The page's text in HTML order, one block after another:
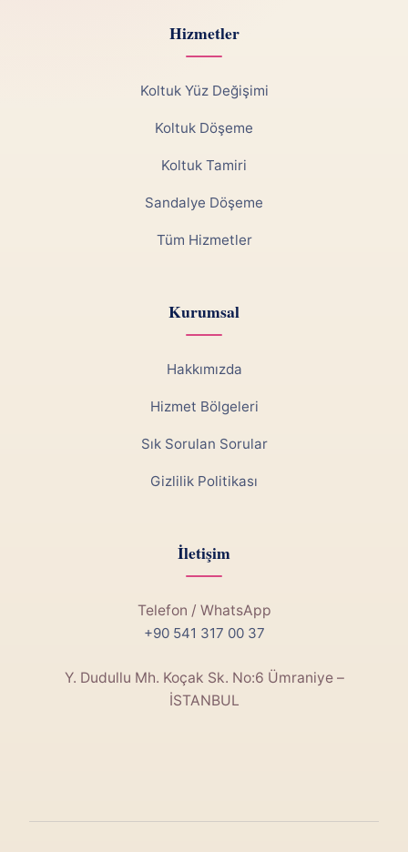
Hizmetler
Koltuk Yüz Değişimi
Koltuk Döşeme
Koltuk Tamiri
Sandalye Döşeme
Tüm Hizmetler
Kurumsal
Hakkımızda
Hizmet Bölgeleri
Sık Sorulan Sorular
Gizlilik Politikası
İletişim
Telefon / WhatsApp
+90 541 317 00 37
Y. Dudullu Mh. Koçak Sk. No:6 Ümraniye –
İSTANBUL